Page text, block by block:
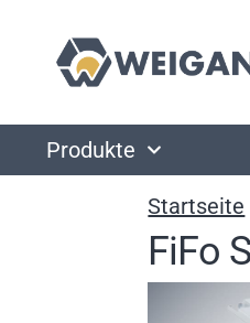
Produkte
Startseite
FiFo